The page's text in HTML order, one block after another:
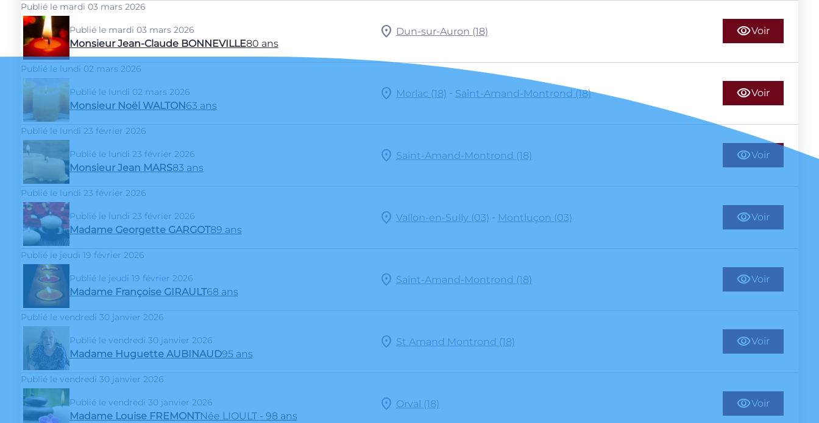
Publié le mardi 03 mars 2026
Publié le mardi 03 mars 2026
Monsieur Jean-Claude BONNEVILLE80 ans
Dun-sur-Auron (18) Voir
Publié le lundi 02 mars 2026
Publié le lundi 02 mars 2026
Monsieur Noël WALTON 63 ans
Morlac (18) - Saint-Amand-Montrond (18) Voir
Publié le lundi 23 février 2026
Publié le lundi 23 février 2026
Monsieur Jean MARS83 ans
Saint-Amand-Montrond (18) Voir
Publié le lundi 23 février 2026
Publié le lundi 23 février 2026
Madame Georgette GARGOT89 ans
Vallon-en-Sully (03) - Montluçon (03) Voir
Publié le jeudi 19 février 2026
Publié le jeudi 19 février 2026
Madame Françoise GIRAULT68 ans
Saint-Amand-Montrond (18) Voir
Publié le vendredi 30 janvier 2026
Publié le vendredi 30 janvier 2026
Madame Huguette AUBINAUD95 ans
St Amand Montrond (18) Voir
Publié le vendredi 30 janvier 2026
Publié le vendredi 30 janvier 2026
Madame Louise FREMONTNée LIOULT - 98 ans
Orval (18) Voir